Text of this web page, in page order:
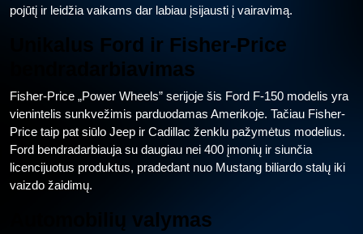
pojūtį ir leidžia vaikams dar labiau įsijausti į vairavimą.
Unikalus Ford ir Fisher-Price
bendradarbiavimas
Fisher-Price „Power Wheels” serijoje šis Ford F-150 modelis yra
vienintelis sunkvežimis parduodamas Amerikoje. Tačiau Fisher-
Price taip pat siūlo Jeep ir Cadillac ženklu pažymėtus modelius.
Ford bendradarbiauja su daugiau nei 400 įmonių ir siunčia
licencijuotus produktus, pradedant nuo Mustang biliardo stalų iki
vaizdo žaidimų.
Automobilių valymas